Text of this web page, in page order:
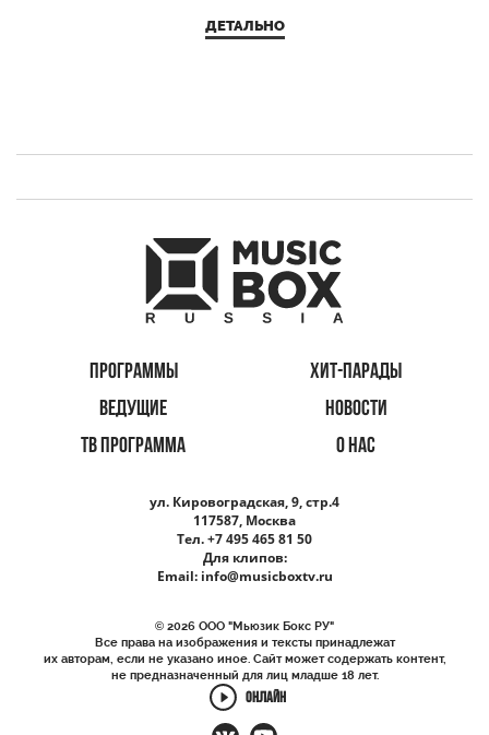
ДЕТАЛЬНО
ПРОГРАММЫ
ХИТ-ПАРАДЫ
ВЕДУЩИЕ
НОВОСТИ
ТВ ПРОГРАММА
О НАС
ул. Кировоградская, 9, стр.4
117587, Москва
Тел. +7 495 465 81 50
Для клипов:
Email: info@musicboxtv.ru
© 2026 ООО "Мьюзик Бокс РУ"
Все права на изображения и тексты принадлежат
их авторам, если не указано иное. Сайт может содержать контент,
не предназначенный для лиц младше 18 лет.
ОНЛАЙН